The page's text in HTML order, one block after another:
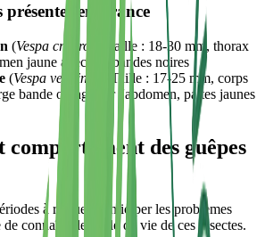
présentes en France
(Vespa crabro
) - Taille : 18-30 mm, thorax
jaune avec des bandes noires
(Vespa velutina
) - Taille : 17-25 mm, corps
bande orange sur l'abdomen, pattes jaunes
comportement des guêpes
à risque et anticiper les problèmes
connaître le cycle de vie de ces insectes.